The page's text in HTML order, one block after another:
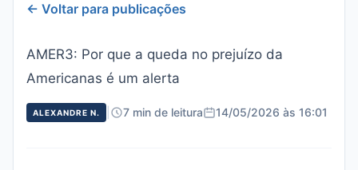
← Voltar para publicações
AMER3: Por que a queda no prejuízo da
Americanas é um alerta
ALEXANDRE N. 7 min de leitura 14/05/2026 às 16:01